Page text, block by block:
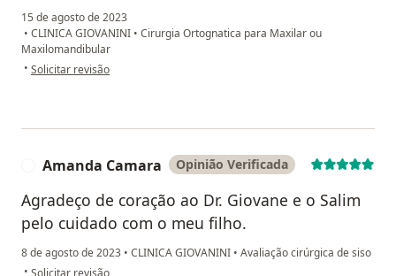
15 de agosto de 2023
• CLINICA GIOVANINI • Cirurgia Ortognatica para Maxilar ou
Maxilomandibular
• na opinião do utilizador Sérica
Solicitar revisão
Amanda Camara Opinião Verificada
Agradeço de coração ao Dr. Giovane e o Salim
pelo cuidado com o meu filho.
8 de agosto de 2023 • CLINICA GIOVANINI • Avaliação cirúrgica de siso
• na opinião do utilizador Amanda Camara
Solicitar revisão